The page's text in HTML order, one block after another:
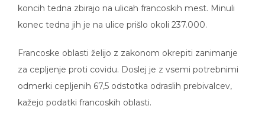
koncih tedna zbirajo na ulicah francoskih mest. Minuli
konec tedna jih je na ulice prišlo okoli 237.000.
Francoske oblasti želijo z zakonom okrepiti zanimanje
za cepljenje proti covidu. Doslej je z vsemi potrebnimi
odmerki cepljenih 67,5 odstotka odraslih prebivalcev,
kažejo podatki francoskih oblasti.